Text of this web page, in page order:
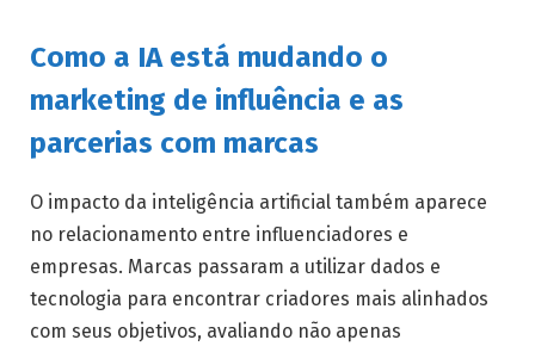
Como a IA está mudando o
marketing de influência e as
parcerias com marcas
O impacto da inteligência artificial também aparece
no relacionamento entre influenciadores e
empresas. Marcas passaram a utilizar dados e
tecnologia para encontrar criadores mais alinhados
com seus objetivos, avaliando não apenas